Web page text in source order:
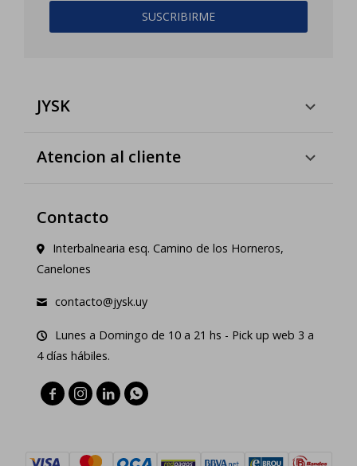
SUSCRIBIRME
JYSK
Atencion al cliente
Contacto
Interbalnearia esq. Camino de los Horneros,
Canelones
contacto@jysk.uy
Lunes a Domingo de 10 a 21 hs - Pick up web 3 a
4 días hábiles.
   